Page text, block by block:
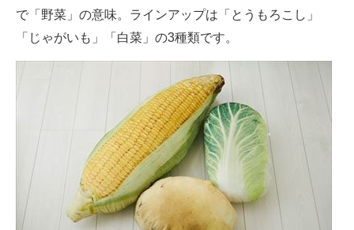
IT製品の技術・比較・事例
製造業のIT導入・活用を支援
エレクトロニクス専門サイト
電子設計の基本と応用
エネルギーの専門メディア
建設×テクノロジーの最前線
で「野菜」の意味。ラインアップは「とうもろこし」
「じゃがいも」「白菜」の3種類です。